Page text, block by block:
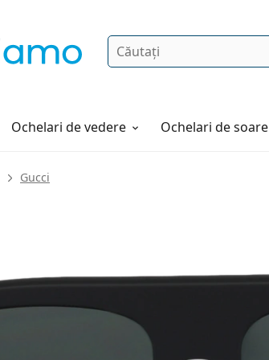
Căutare
Ochelari de vedere Ochelari de soare
Gucci